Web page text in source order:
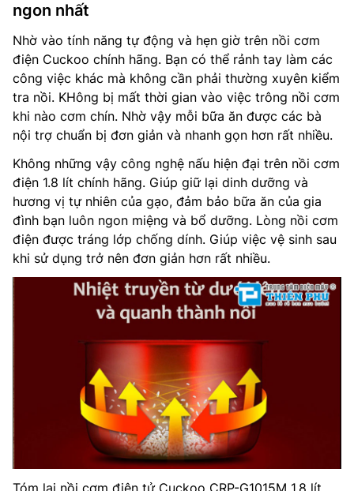
ngon nhất
Nhờ vào tính năng tự động và hẹn giờ trên nồi cơm
điện Cuckoo chính hãng. Bạn có thể rảnh tay làm các
công việc khác mà không cần phải thường xuyên kiểm
tra nồi. KHông bị mất thời gian vào việc trông nồi cơm
khi nào cơm chín. Nhờ vậy mỗi bữa ăn được các bà
nội trợ chuẩn bị đơn giản và nhanh gọn hơn rất nhiều.
Không những vậy công nghệ nấu hiện đại trên nồi cơm
điện 1.8 lít chính hãng. Giúp giữ lại dinh dưỡng và
hương vị tự nhiên của gạo, đảm bảo bữa ăn của gia
đình bạn luôn ngon miệng và bổ dưỡng. Lòng nồi cơm
điện được tráng lớp chống dính. Giúp việc vệ sinh sau
khi sử dụng trở nên đơn giản hơn rất nhiều.